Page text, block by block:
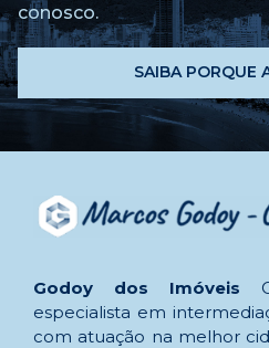
conosco.
SAIBA PORQUE
Godoy dos Imóveis
especialista em
com atuação na melhor